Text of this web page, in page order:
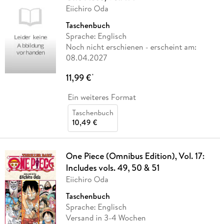
Eiichiro Oda
Taschenbuch
Sprache: Englisch
Noch nicht erschienen - erscheint am:
08.04.2027
11,99 €*
Ein weiteres Format
Taschenbuch
10,49 €
One Piece (Omnibus Edition), Vol. 17:
Includes vols. 49, 50 & 51
Eiichiro Oda
Taschenbuch
Sprache: Englisch
Versand in 3-4 Wochen